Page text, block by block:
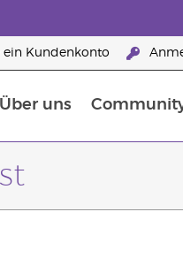
ein Kundenkonto
Über uns